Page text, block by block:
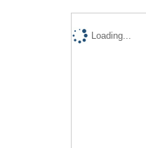
Loading...